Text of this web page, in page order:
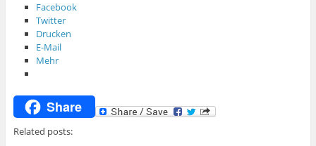
Facebook
Twitter
Drucken
E-Mail
Mehr
Share
Related posts: